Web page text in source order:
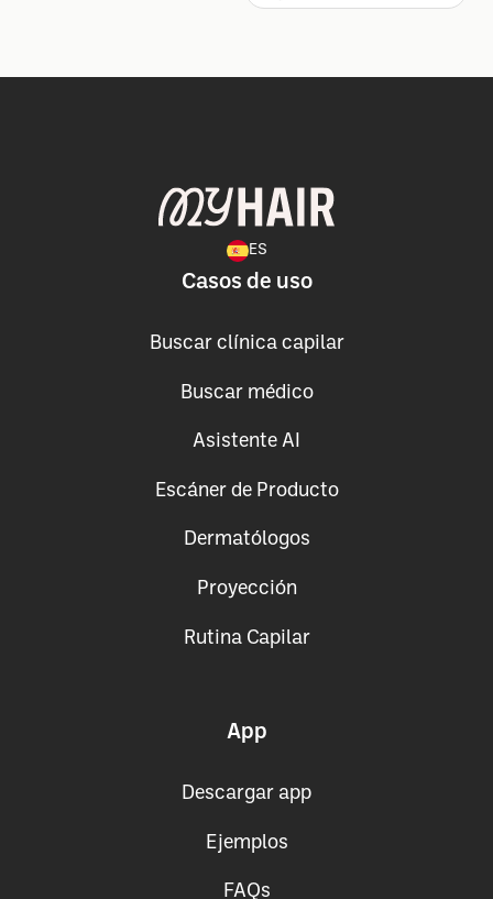
ES
Casos de uso
Buscar clínica capilar
Buscar médico
Asistente AI
Escáner de Producto
Dermatólogos
Proyección
Rutina Capilar
App
Descargar app
Ejemplos
FAQs